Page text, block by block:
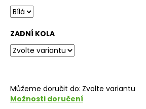
ZADNÍ KOLA
Můžeme doručit do: Zvolte variantu
Možnosti doručení
u
č
u
j
e